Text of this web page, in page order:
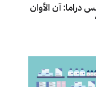
دراما: آن الأوان